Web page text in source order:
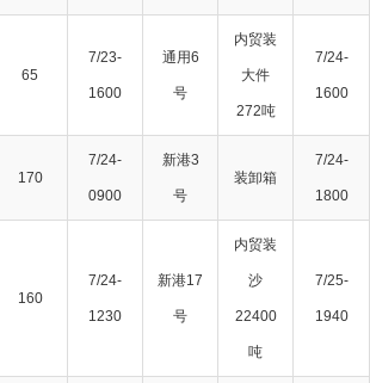
65
7/23-
1600
通用6
号
内贸装
大件
272吨
7/24-
1600
170
7/24-
0900
新港3
号
装卸箱
7/24-
1800
160
7/24-
1230
新港17
号
内贸装
沙
22400
吨
7/25-
1940